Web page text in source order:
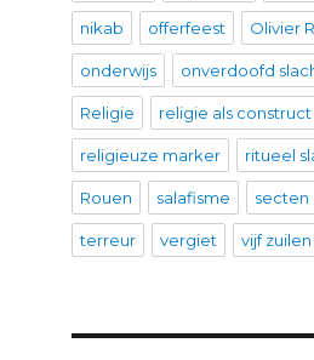
nikab offerfeest Olivier
onderwijs onverdoofd
Religie religie als construct
religieuze marker ritueel
Rouen salafisme secten
terreur vergiet vijf zuilen